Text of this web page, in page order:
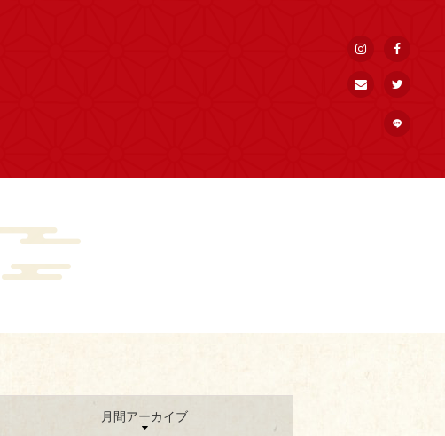
月間アーカイブ